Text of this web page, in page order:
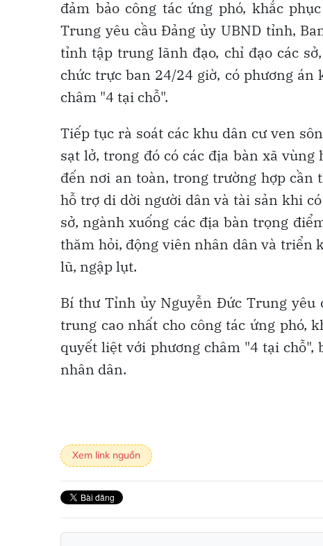
đảm bảo công tác ứng phó, khắc
Trung yêu cầu Đảng ủy UBND tỉnh,
tỉnh tập trung lãnh đạo, chỉ đạo các
chức trực ban 24/24 giờ, có phương
châm "4 tại chỗ".
Tiếp tục rà soát các khu dân cư ven
sạt lở, trong đó có các địa bàn xã
đến nơi an toàn, trong trường hợp cần
hỗ trợ di dời người dân và tài sản khi
sở, ngành xuống các địa bàn trọng
thăm hỏi, động viên nhân dân và triển
lũ, ngập lụt.
Bí thư Tỉnh ủy Nguyễn Đức Trung yêu
trung cao nhất cho công tác ứng phó,
quyết liệt với phương châm "4 tại
nhân dân.
Xem link nguồn